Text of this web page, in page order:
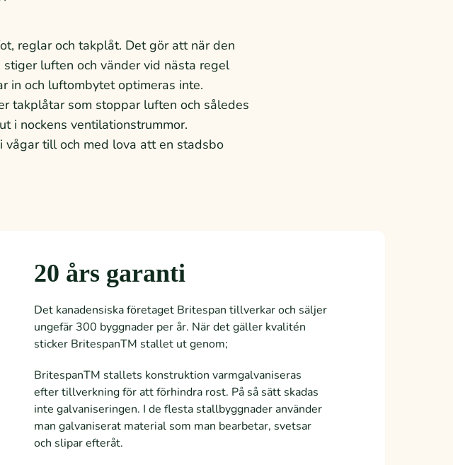
reglar och takplåt. Det gör att när den
luften och vänder vid nästa regel
in och luftombytet optimeras inte.
takplåtar som stoppar luften och således
i nockens ventilationstrummor.
till och med lova att en stadsbo
20 års garanti
Det kanadensiska företaget Britespan tillverkar och säljer
ungefär 300 byggnader per år. När det gäller kvalitén
sticker BritespanTM stallet ut genom;
BritespanTM stallets konstruktion varmgalvaniseras
efter tillverkning för att förhindra rost. På så sätt skadas
inte galvaniseringen. I de flesta stallbyggnader använder
man galvaniserat material som man bearbetar, svetsar
och slipar efteråt.